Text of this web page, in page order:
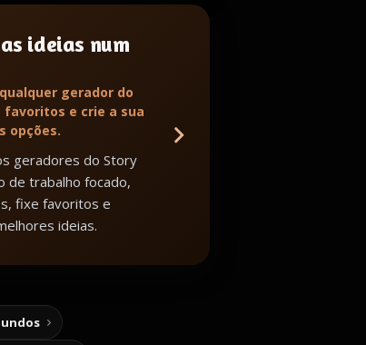
ideias num
gerador do
favoritos e crie a sua
opções.
geradores do Story
de trabalho focado,
fixe favoritos e
ideias.